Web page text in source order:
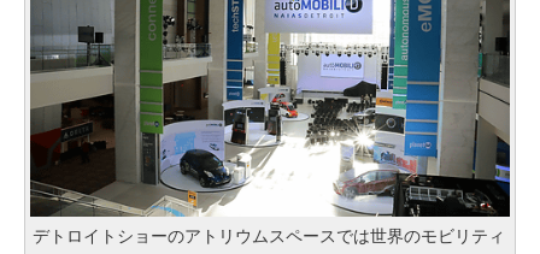
デトロイトショーのアトリウムスペースでは世界のモビリティ